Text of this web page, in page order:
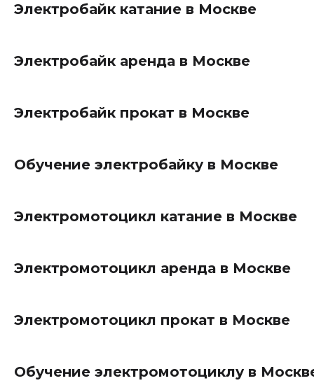
Электробайк катание в Москве
Электробайк аренда в Москве
Электробайк прокат в Москве
Обучение электробайку в Москве
Электромотоцикл катание в Москве
Электромотоцикл аренда в Москве
Электромотоцикл прокат в Москве
Обучение электромотоциклу в